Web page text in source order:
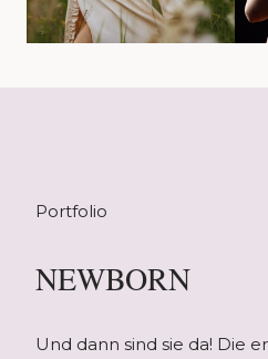
Portfolio
NEWBORN
Und dann sind sie da! Die